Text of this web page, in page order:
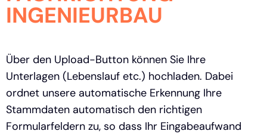
INGENIEURBAU
Über den Upload-Button können Sie Ihre
Unterlagen (Lebenslauf etc.) hochladen. Dabei
ordnet unsere automatische Erkennung Ihre
Stammdaten automatisch den richtigen
Formularfeldern zu, so dass Ihr Eingabeaufwand